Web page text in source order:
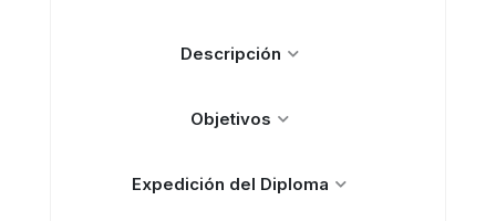
Descripción
Objetivos
Expedición del Diploma